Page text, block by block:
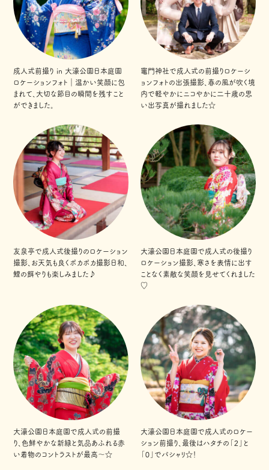
成人式前撮り in 大濠公園日本庭園
ロケーションフォト｜温かい笑顔に包
まれて、大切な節目の瞬間を残すこと
ができました。
竈門神社で成人式の前撮りロケーシ
ョンフォトの出張撮影、春の風が吹く境
内で軽やかにニコやかに二十歳の思
い出写真が撮れました☆
友泉亭で成人式後撮りのロケーション
撮影、お天気も良くポカポカ撮影日和、
鯉の餌やりも楽しみました♪
大濠公園日本庭園で成人式の後撮り
ロケーション撮影、寒さを表情に出す
ことなく素敵な笑顔を見せてくれました
♡
大濠公園日本庭園で成人式の前撮
り、色鮮やかな新緑と気品あふれる赤
い着物のコントラストが最高〜☆
大濠公園日本庭園で成人式のロケー
ション前撮り、最後はハタチの「２」と
「０」でパシャリ☆！